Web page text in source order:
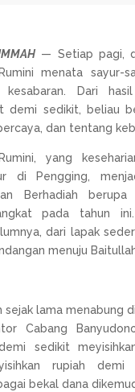
— Setiap pagi,
menata sayur-
kesabaran. Dari
demi sedikit, beliau
dan tentang
yang
di Pengging,
Berhadiah
pada tahun
dari lapak
menuju
sejak lama menabung
Cabang
sedikit
rupiah demi
bekal dana